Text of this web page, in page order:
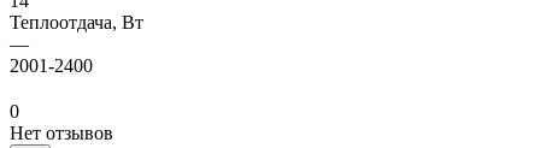
Теплоотдача, Вт
—
2001-2400
0
Нет отзывов